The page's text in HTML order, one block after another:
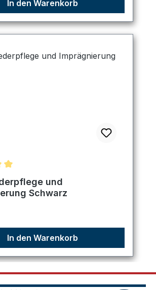
In den Warenkorb
Bewertung von 5 von 5 Sternen
und
Schwarz
In den Warenkorb